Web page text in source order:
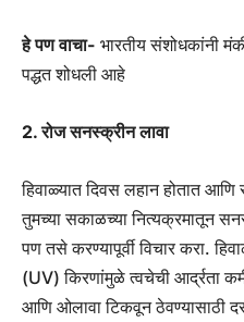
हे पण वाचा- भारतीय संशोधकांनी
पद्धत शोधली आहे
2. रोज सनस्क्रीन लावा
हिवाळ्यात दिवस लहान होतात आणि
तुमच्या सकाळच्या नित्यक्रमातून
पण तसे करण्यापूर्वी विचार करा.
(UV) किरणांमुळे त्वचेची आर्द्रता
आणि ओलावा टिकवून ठेवण्यासाठी